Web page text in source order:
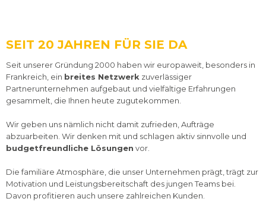
SEIT 20 JAHREN FÜR SIE DA
Seit unserer Gründung 2000 haben wir europaweit, besonders in
Frankreich, ein breites Netzwerk zuverlässiger
Partnerunternehmen aufgebaut und vielfältige Erfahrungen
gesammelt, die Ihnen heute zugutekommen.
Wir geben uns nämlich nicht damit zufrieden, Aufträge
abzuarbeiten. Wir denken mit und schlagen aktiv sinnvolle und
budgetfreundliche Lösungen vor.
Die familiäre Atmosphäre, die unser Unternehmen prägt, trägt zur
Motivation und Leistungsbereitschaft des jungen Teams bei.
Davon profitieren auch unsere zahlreichen Kunden.